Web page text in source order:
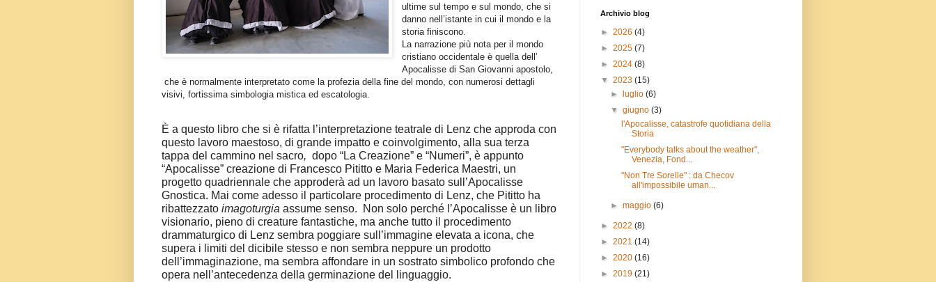
ultime sul tempo e sul mondo, che si
danno nell’istante in cui il mondo e la
storia finiscono.
La narrazione più nota per il mondo
cristiano occidentale è quella dell’
Apocalisse di San Giovanni apostolo,
che è normalmente interpretato come la profezia della fine del mondo, con numerosi dettagli
visivi, fortissima simbologia mistica ed escatologia.
È a questo libro che si è rifatta l’interpretazione teatrale di Lenz che approda con
questo lavoro maestoso, di grande impatto e coinvolgimento, alla sua terza
tappa del cammino nel sacro, dopo “La Creazione” e “Numeri”, è appunto
“Apocalisse” creazione di Francesco Pititto e Maria Federica Maestri, un
progetto quadriennale che approderà ad un lavoro basato sull’Apocalisse
Gnostica. Mai come adesso il particolare procedimento di Lenz, che Pititto ha
ribattezzato imagoturgia assume senso.
Non solo perché l’Apocalisse è un libro
visionario, pieno di creature fantastiche, ma anche tutto il procedimento
drammaturgico di Lenz sembra poggiare sull’immagine elevata a icona, che
supera i limiti del dicibile stesso e non sembra neppure un prodotto
dell’immaginazione, ma sembra affondare in un sostrato simbolico profondo che
opera nell’antecedenza della germinazione del linguaggio.
Archivio blog
► 2026 (4)
► 2025 (7)
► 2024 (8)
▼ 2023 (15)
►
luglio(6)
▼giugno(3)
l'Apocalisse, catastrofe quotidiana della
Storia
"Everybody talks about the weather",
Venezia, Fond...
"Non Tre Sorelle" : da Checov
all'impossibile uman...
►maggio(6)
► 2022 (8)
► 2021 (14)
► 2020 (16)
► 2019 (21)